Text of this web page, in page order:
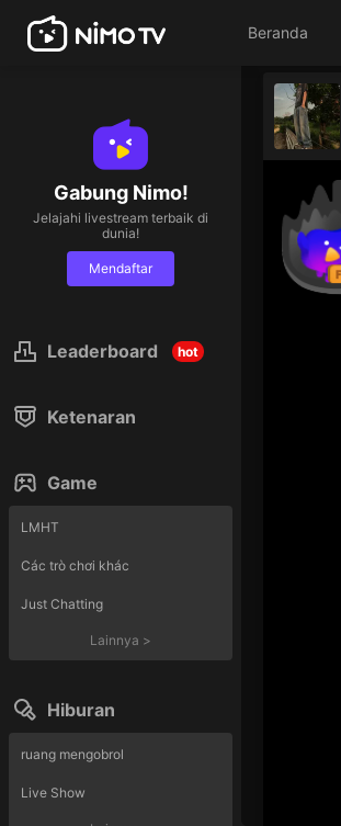
Beranda
Gabung Nimo!
Jelajahi livestream terbaik di
dunia!
Mendaftar
Leaderboard hot
Ketenaran
Game
LMHT
Các trò chơi khác
Just Chatting
Lainnya >
Hiburan
ruang mengobrol
Live Show